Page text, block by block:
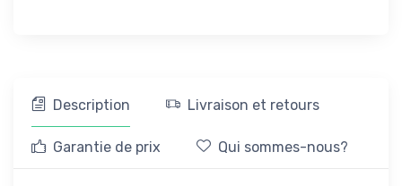
Description Livraison et retours
Garantie de prix Qui sommes-nous?